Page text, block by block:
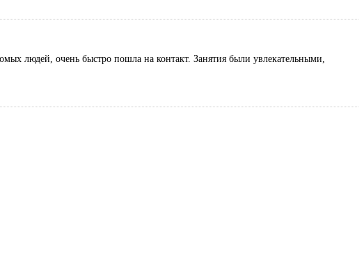
людей, очень быстро пошла на контакт. Занятия были увлекательными,